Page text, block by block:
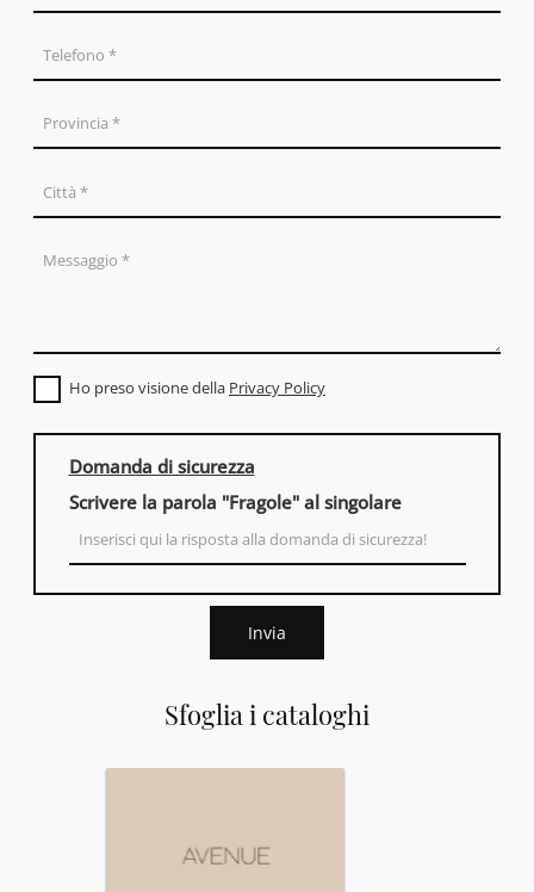
Sfoglia i cataloghi
Ho preso visione della Privacy Policy
Domanda di sicurezza
Scrivere la parola "Fragole" al singolare
Invia